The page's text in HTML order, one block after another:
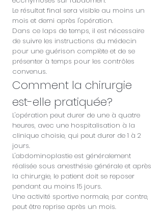
Le résultat final sera visible au moins un
mois et demi après l'opération.
Dans ce laps de temps, il est nécessaire
de suivre les instructions du médecin
pour une guérison complète et de se
présenter à temps pour les contrôles
convenus.
Comment la chirurgie
est-elle pratiquée?
L'opération peut durer de une à quatre
heures, avec une hospitalisation à la
clinique choisie, qui peut durer de 1 à 2
jours.
L'abdominoplastie est généralement
réalisée sous anesthésie générale et après
la chirurgie, le patient doit se reposer
pendant au moins 15 jours.
Une activité sportive normale, par contre,
peut être reprise après un mois.